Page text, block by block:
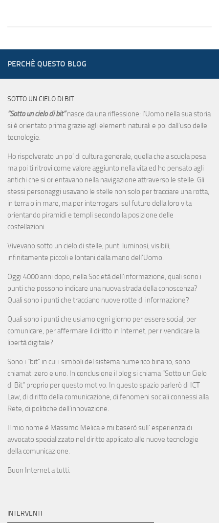
PERCHÈ QUESTO BLOG
SOTTO UN CIELO DI BIT
“Sotto un cielo di bit”nasce da una riflessione: l’Uomo nella sua storia
si è orientato prima grazie agli elementi naturali e poi dall’uso delle
tecnologie.
Ho rispolverato un po’ di cultura generale, quella che a scuola pesa
ma poi ti ritrovi come valore aggiunto nella vita ed ho pensato agli
antichi che si orientavano nella navigazione attraverso le stelle. Gli
stessi personaggi usavano le stelle non solo per tracciare una rotta,
in terra o in mare, ma per interrogarsi sul futuro della loro vita
orientando piramidi e templi secondo la posizione delle
costellazioni.
Vivevano sotto un cielo di stelle, punti luminosi, visibili,
infinitamente piccoli e lontani dalla mano dell’Uomo.
Oggi 4000 anni dopo, nella Società dell’informazione, quali sono i
punti che possono indicare una nuova strada della conoscenza?
Quali sono i punti che tracciano nuove rotte di informazione?
Quali sono i punti che usiamo ogni giorno per essere social, per
comunicare, per affermare il diritto in Internet, per rivendicare la
libertà digitale?
Sono i “bit” in cui i simboli del sistema numerico binario, sono
chiamati zero e uno. In conclusione il blog si chiama “Sotto un Cielo
di Bit” proprio per questo motivo. In questo spazio parlerò di ICT
Law, di diritto della comunicazione, di fenomeni sociali connessi alla
Rete, di politiche dell’innovazione.
Il mio nome è Massimo Melica e mi baserò sull’ esperienza di
avvocato specializzato nel diritto applicato alle nuove tecnologie
della comunicazione.
Buon Internet a tutti.
INTERVENTI